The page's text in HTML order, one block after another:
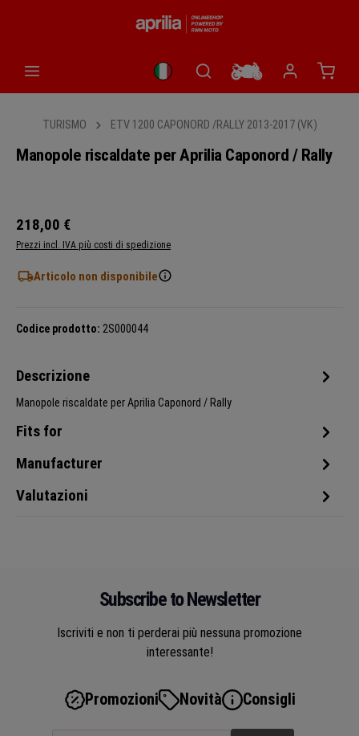
Il
TURISMO ETV 1200 CAPONORD /RALLY 2013-2017 (VK)
Manopole riscaldate per Aprilia Caponord / Rally
218,00 €
Prezzi incl. IVA più costi di spedizione
Articolo non disponibile
Codice prodotto: 2S000044
Descrizione
Manopole riscaldate per Aprilia Caponord / Rally
Fits for
Manufacturer
Valutazioni
Subscribe to Newsletter
Iscriviti e non ti perderai più nessuna promozione
interessante!
Promozioni Novità Consigli